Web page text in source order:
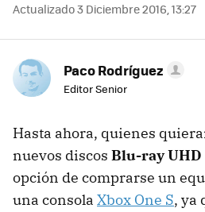
Actualizado 3 Diciembre 2016, 13:27
Paco Rodríguez
Editor Senior
Hasta ahora, quienes
nuevos discos Blu-ray UHD
opción de comprarse un
una consola Xbox One S, ya